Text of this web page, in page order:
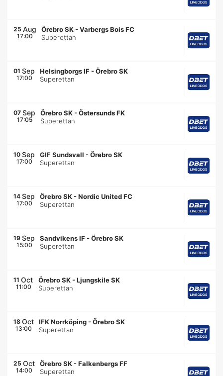
25 Aug
17:00
Örebro SK -Varbergs Bois FC
Superettan
01 Sep
17:00
Helsingborgs IF -Örebro SK
Superettan
07 Sep
17:05
Örebro SK -Östersunds FK
Superettan
10 Sep
17:00
GIF Sundsvall -Örebro SK
Superettan
14 Sep
17:00
Örebro SK -Nordic United FC
Superettan
19 Sep
15:00
Sandvikens IF -Örebro SK
Superettan
11 Oct
11:00
Örebro SK -Ljungskile SK
Superettan
18 Oct
13:00
IFK Norrköping -Örebro SK
Superettan
25 Oct
14:00
Örebro SK -Falkenbergs FF
Superettan